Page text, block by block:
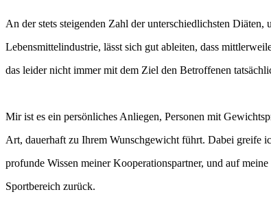
An der stets steigenden Zahl der unterschiedlichsten
Lebensmittelindustrie, lässt sich gut ableiten, dass
das leider nicht immer mit dem Ziel den Betroffenen
Mir ist es ein persönliches Anliegen, Personen mit
Art, dauerhaft zu Ihrem Wunschgewicht führt. Dabei greife
profunde Wissen meiner Kooperationspartner, und auf
Sportbereich zurück.